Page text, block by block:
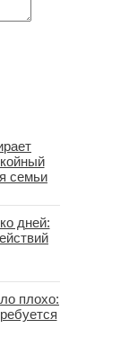
семьи
дней:
плохо: